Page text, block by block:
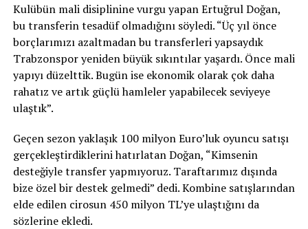
Kulübün mali disiplinine vurgu yapan Ertuğrul Doğan,
bu transferin tesadüf olmadığını söyledi. “Üç yıl önce
borçlarımızı azaltmadan bu transferleri yapsaydık
Trabzonspor yeniden büyük sıkıntılar yaşardı. Önce mali
yapıyı düzelttik. Bugün ise ekonomik olarak çok daha
rahatız ve artık güçlü hamleler yapabilecek seviyeye
ulaştık”.
Geçen sezon yaklaşık 100 milyon Euro’luk oyuncu satışı
gerçekleştirdiklerini hatırlatan Doğan, “Kimsenin
desteğiyle transfer yapmıyoruz. Taraftarımız dışında
bize özel bir destek gelmedi” dedi. Kombine satışlarından
elde edilen cirosun 450 milyon TL’ye ulaştığını da
sözlerine ekledi.